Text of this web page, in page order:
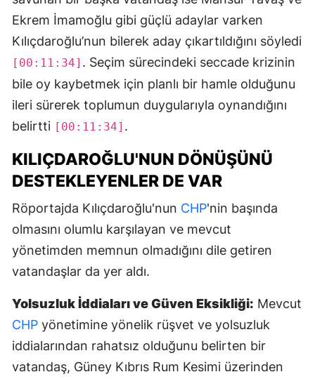
Ekrem İmamoğlu gibi güçlü adaylar varken
Kılıçdaroğlu’nun bilerek aday çıkartıldığını söyledi
[00:11:34] . Seçim sürecindeki seccade krizinin
bile oy kaybetmek için planlı bir hamle olduğunu
ileri sürerek toplumun duygularıyla oynandığını
belirtti [00:11:34] .
KILIÇDAROĞLU'NUN DÖNÜŞÜNÜ
DESTEKLEYENLER DE VAR
Röportajda Kılıçdaroğlu'nun CHP'nin başında
olmasını olumlu karşılayan ve mevcut
yönetimden memnun olmadığını dile getiren
vatandaşlar da yer aldı.
Yolsuzluk İddiaları ve Güven Eksikliği: Mevcut
CHP yönetimine yönelik rüşvet ve yolsuzluk
iddialarından rahatsız olduğunu belirten bir
vatandaş, Güney Kıbrıs Rum Kesimi üzerinden